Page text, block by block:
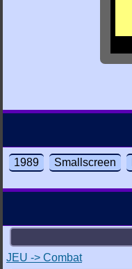
1989 Smallscreen
JEU -> Combat